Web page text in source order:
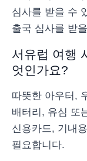
심사를 받을 수
출국 심사를 받
서유럽 여행
엇인가요?
따뜻한 아우터,
배터리, 유심 또
신용카드, 기내
필요합니다.